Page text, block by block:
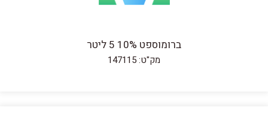
ברומוספט 10% 5 ליטר
מק"ט: 147115